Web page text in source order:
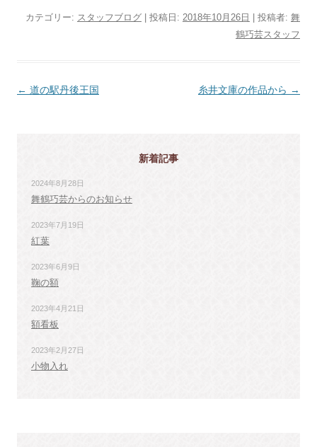
c
o
e
カテゴリー: スタッフブログ | 投稿日: 2018年10月26日 投稿者: 舞
鶴巧芸スタッフ
投
← 道の駅丹後王国 糸井文庫の作品から →
新着記事
舞鶴巧芸からのお知らせ
2024年8月28日
紅葉
2023年7月19日
鞠の額
2023年6月9日
額看板
2023年4月21日
小物入れ
2023年2月27日